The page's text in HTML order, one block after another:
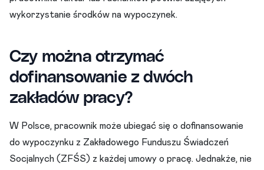
wykorzystanie środków na wypoczynek.
Czy można otrzymać
dofinansowanie z dwóch
zakładów pracy?
W Polsce, pracownik może ubiegać się o dofinansowanie
do wypoczynku z Zakładowego Funduszu Świadczeń
Socjalnych (ZFŚS) z każdej umowy o pracę. Jednakże, nie